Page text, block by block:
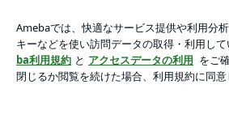
スピリチュアル系ブログ[2026年版]
アプリをダウンロードして ブログの更新通知
ょう。